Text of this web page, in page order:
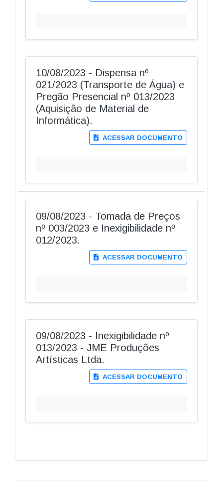
10/08/2023 - Dispensa nº
021/2023 (Transporte de Água) e
Pregão Presencial nº 013/2023
(Aquisição de Material de
Informática).
ACESSAR DOCUMENTO
09/08/2023 - Tomada de Preços
nº 003/2023 e Inexigibilidade nº
012/2023.
ACESSAR DOCUMENTO
09/08/2023 - Inexigibilidade nº
013/2023 - JME Produções
Artísticas Ltda.
ACESSAR DOCUMENTO